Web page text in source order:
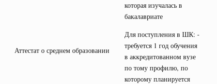
которая изучалась в
бакалавриате
Аттестат о среднем образовании
Для поступления в ШК: -
требуется 1 год обучения
в аккредитованном вузе
по тому профилю, по
которому планируется